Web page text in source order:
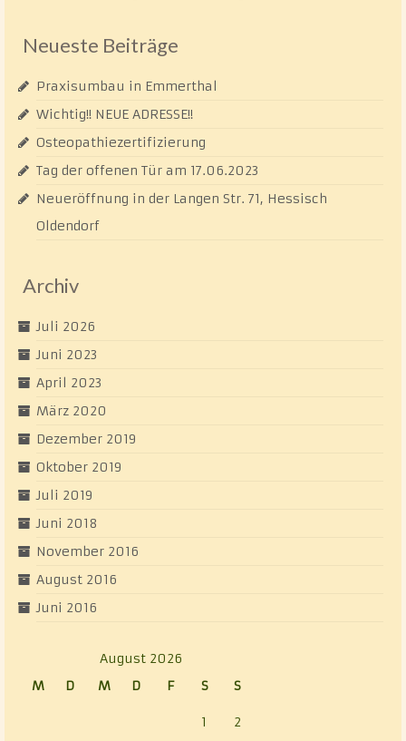
Neueste Beiträge
Praxisumbau in Emmerthal
Wichtig!! NEUE ADRESSE!!
Osteopathiezertifizierung
Tag der offenen Tür am 17.06.2023
Neueröffnung in der Langen Str. 71, Hessisch
Oldendorf
Archiv
Juli 2026
Juni 2023
April 2023
März 2020
Dezember 2019
Oktober 2019
Juli 2019
Juni 2018
November 2016
August 2016
Juni 2016
August 2026
M
D M D F S S
1 2